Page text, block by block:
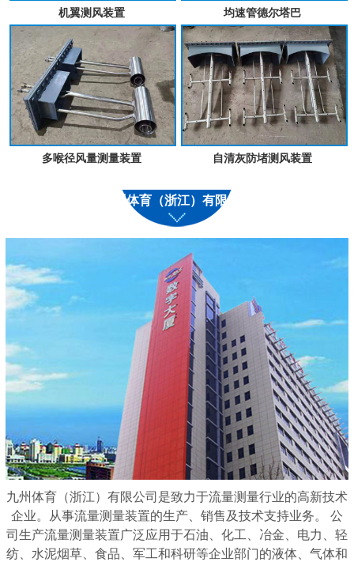
机翼测风装置 均速管德尔塔巴
多喉径风量测量装置 自清灰防堵测风装置
九州体育（浙江）有限公司
九州体育（浙江）有限公司是致力于流量测量行业的高新技术
企业。从事流量测量装置的生产、销售及技术支持业务。 公
司生产流量测量装置广泛应用于石油、化工、冶金、电力、轻
纺、水泥烟草、食品、军工和科研等企业部门的液体、气体和